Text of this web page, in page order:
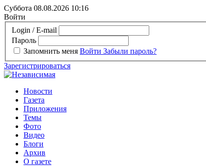
Суббота 08.08.2026 10:16
Войти
Login / E-mail
Пароль
Запомнить меня Войти Забыли пароль?
Зарегистрироваться
Новости
Газета
Приложения
Темы
Фото
Видео
Блоги
Архив
О газете